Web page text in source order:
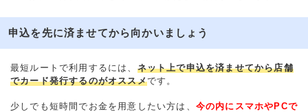
申込を先に済ませてから向かいましょう
最短ルートで利用するには、 ネット上で申込を済ませてから店舗
でカード発行するのがオススメです。
少しでも短時間でお金を用意したい方は、 今の内にスマホやPCで